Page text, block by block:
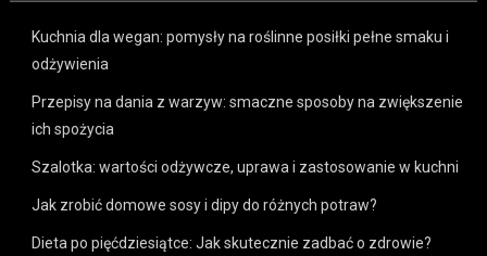
Kuchnia dla wegan: pomysły na roślinne posiłki pełne smaku i
odżywienia
Przepisy na dania z warzyw: smaczne sposoby na zwiększenie
ich spożycia
Szalotka: wartości odżywcze, uprawa i zastosowanie w kuchni
Jak zrobić domowe sosy i dipy do różnych potraw?
Dieta po pięćdziesiątce: Jak skutecznie zadbać o zdrowie?